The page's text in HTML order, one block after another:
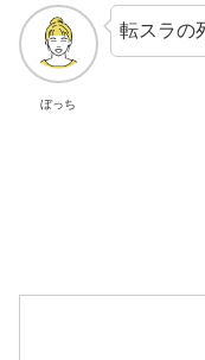
ぼっち
転スラの